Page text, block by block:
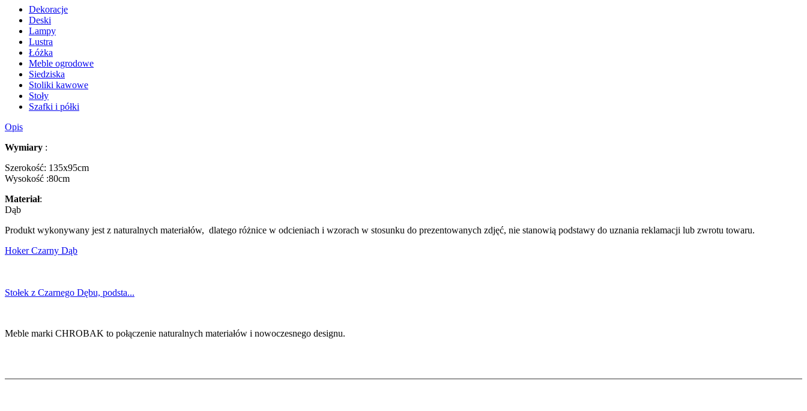
Dekoracje
Deski
Lampy
Lustra
Łóżka
Meble ogrodowe
Siedziska
Stoliki kawowe
Stoły
Szafki i półki
Opis
Wymiary :
Szerokość: 135x95cm
Wysokość :80cm
Materiał:
Dąb
Produkt wykonywany jest z naturalnych materiałów, dlatego różnice w odcieniach i wzorach w stosunku do prezentowanych zdjęć, nie stanowią podstawy do uznania reklamacji lub zwrotu towaru.
Hoker Czarny Dąb
Stołek z Czarnego Dębu, podsta...
Meble marki CHROBAK to połączenie naturalnych materiałów i nowoczesnego designu.